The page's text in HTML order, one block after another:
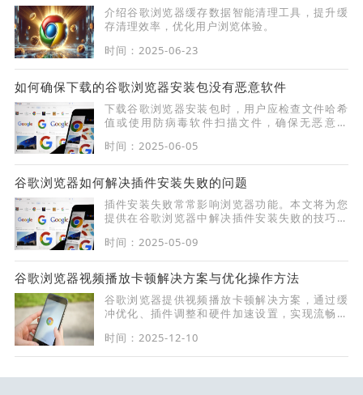
介绍谷歌浏览器缓存数据智能清理工具，提升缓
存清理效率，优化用户浏览体验。
时间：2025-06-23
如何确保下载的谷歌浏览器安装包没有恶意软件
下载谷歌浏览器安装包时，用户应检查文件哈希
值或使用防病毒软件扫描文件，确保无恶意软
时间：2025-06-05
谷歌浏览器如何解决插件安装失败的问题
插件安装失败常常影响浏览器功能。本文将为您
提供在谷歌浏览器中解决插件安装失败的技巧，
时间：2025-05-09
谷歌浏览器视频播放卡顿解决方案与优化操作方法
谷歌浏览器提供视频播放卡顿解决方案，通过缓
冲优化、插件调整和硬件加速设置，实现流畅观
时间：2025-12-10